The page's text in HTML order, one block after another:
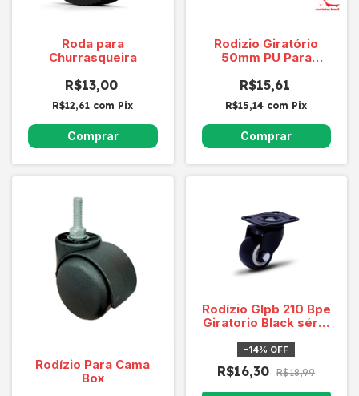
Roda para
Churrasqueira
R$13,00
R$12,61 com Pix
Rodizio Giratório
50mm PU Para
O PISO
R$15,61
R$15,14 com Pix
Rodízio Para Cama
Box
Rodízio Glpb 210 Bpe
Giratorio Black série
-14% OFF
R$16,30 R$18,99